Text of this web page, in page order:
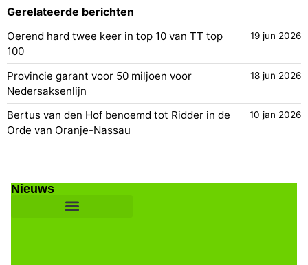
Gerelateerde berichten
Oerend hard twee keer in top 10 van TT top
100
19 jun 2026
Provincie garant voor 50 miljoen voor
Nedersaksenlijn
18 jun 2026
Bertus van den Hof benoemd tot Ridder in de
Orde van Oranje-Nassau
10 jan 2026
Nieuws